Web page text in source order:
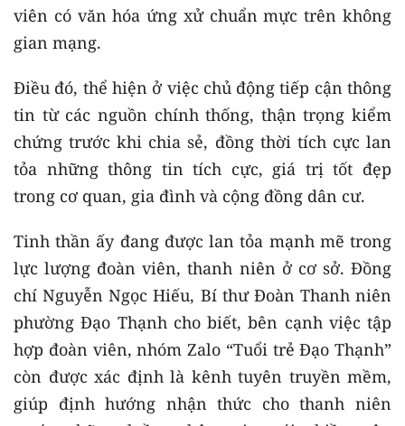
viên có văn hóa ứng xử chuẩn mực trên không
gian mạng.
Điều đó, thể hiện ở việc chủ động tiếp cận thông
tin từ các nguồn chính thống, thận trọng kiểm
chứng trước khi chia sẻ, đồng thời tích cực lan
tỏa những thông tin tích cực, giá trị tốt đẹp
trong cơ quan, gia đình và cộng đồng dân cư.
Tinh thần ấy đang được lan tỏa mạnh mẽ trong
lực lượng đoàn viên, thanh niên ở cơ sở. Đồng
chí Nguyễn Ngọc Hiếu, Bí thư Đoàn Thanh niên
phường Đạo Thạnh cho biết, bên cạnh việc tập
hợp đoàn viên, nhóm Zalo “Tuổi trẻ Đạo Thạnh”
còn được xác định là kênh tuyên truyền mềm,
giúp định hướng nhận thức cho thanh niên